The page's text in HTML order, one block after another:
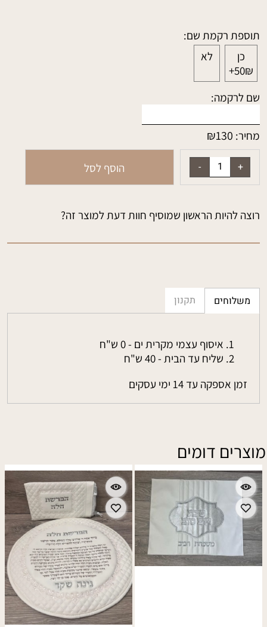
תוספת רקמת שם:
כן
50₪+
לא
שם לרקמה:
מחיר: ₪130
הוסף לסל
רוצה להיות הראשון שמוסיף חוות דעת למוצר זה?
משלוחים תקנון
איסוף עצמי מקרית ים - 0 ש"ח
שליח עד הבית - 40 ש"ח
זמן אספקה עד 14 ימי עסקים
מוצרים דומים